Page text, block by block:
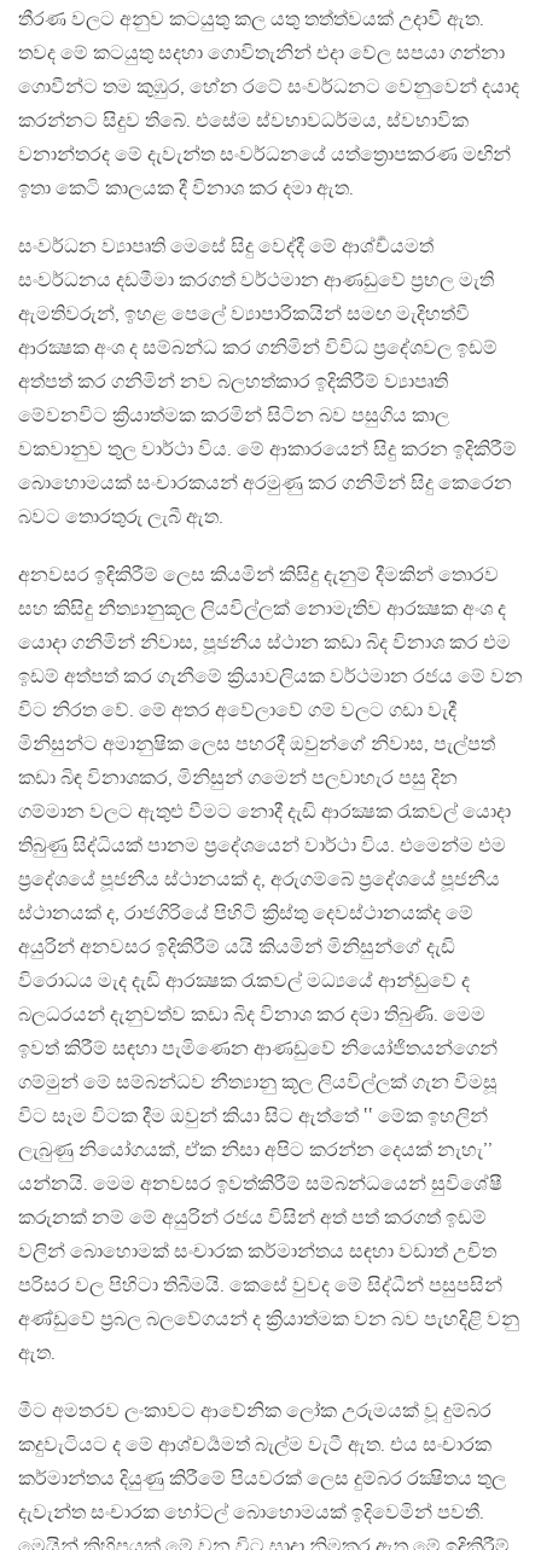
තීරණ වලට අනුව කටයුතු කල යතු තත්ත්වයක් උදාවී ඇත.
තවද මේ කටයුතු සදහා ගොවිතැනින් එදා වේල සපයා ගන්නා
ගොවීන්ට තම කුඹුර, හේන රටේ සංවර්ධනට වෙනුවෙන් දයාද
කරන්නට සිදුව තිබේ. එසේම ස්වභාවධර්මය, ස්වභාවික
වනාන්තරද මේ දැවැන්ත සංවර්ධනයේ යත්ත්‍රොපකරණ මඟින්
ඉතා කෙටි කාලයක දී විනාශ කර දමා ඇත.
සංවර්ධන ව්‍යාපෘති මෙසේ සිදු වෙද්දී මේ ආශ්ර්‍චයමත්
සංවර්ධනය දඩමීමා කරගත් වර්ථමාන ආණඩුවේ ප්‍රභල මැති
ඇමතිවරුන්, ඉහළ පෙලේ ව්‍යාපාරිකයින් සමඟ මැදිහත්වී
ආරක්‍ෂක අංශ ද සම්බන්ධ කර ගනිමින් විවිධ ප්‍රදේශවල ඉඩම්
අත්පත් කර ගනිමින් නව බලහත්කාර ඉදිකිරීම් ව්‍යාපෘති
මේවනවිට ක්‍රියාත්මක කරමින් සිටින බව පසුගිය කාල
වකවානුව තුල වාර්ථා විය. මේ ආකාරයෙන් සිදු කරන ඉදිකිරීම්
බොහොමයක් සංචාරකයන් අරමුණු කර ගනිමින් සිදු කෙරෙන
බවට තොරතුරු ලැබී ඇත.
අනවසර ඉඳිකිරීම් ලෙස කියමින් කිසිදු දැනුම් දීමකින් තොරව
සහ කිසිදු නීත්‍යානුකූල ලියවිල්ලක් නොමැතිව ආරක්‍ෂක අංශ ද
යොදා ගනිමින් නිවාස, පූජනීය ස්ථාන කඩා බිද විනාශ කර එම
ඉඩම් අත්පත් කර ගැනීමේ ක්‍රියාවලියක වර්ථමාන රජය මේ වන
විට නිරත වේ. මේ අතර අවේලාවේ ගම් වලට ගඩා වැදී
මිනිසුන්ට අමානුෂික ලෙස පහරදී ඔවුන්ගේ නිවාස, පැල්පත්
කඩා බිඳ විනාශකර, මිනිසුන් ගමෙන් පලවාහැර පසු දින
ගම්මාන වලට ඇතුළු වීමට නොදී දැඩි ආරක්‍ෂක රැකවල් යොදා
තිබුණු සිද්ධියක් පානම ප්‍රදේශයෙන් වාර්ථා විය. එමෙන්ම එම
ප්‍රදේශයේ පූජනීය ස්ථානයක් ද, අරුගම්බේ ප්‍රදේශයේ පූජනීය
ස්ථානයක් ද, රාජගිරියේ පිහිටි ක්‍රිස්තු දෙවස්ථානයක්ද මේ
අයුරින් අනවසර ඉදිකිරීම් යයි කියමින් මිනිසුන්ගේ දැඩි
විරොධය මැද දැඩි ආරක්‍ෂක රැකවල් මධ්‍යයේ ආන්ඩුවේ ද
බලධරයන් දැනුවත්ව කඩා බිද විනාශ කර දමා තිබුණි. මෙම
ඉවත් කිරීම් සඳහා පැමිණෙන ආණඩුවේ නියෝජිතයන්ගෙන්
ගම්මුන් මේ සම්බන්ධව නීත්‍යානු කූල ලියවිල්ලක් ගැන විමසූ
විට සෑම විටක දීම ඔවුන් කියා සිට ඇත්තේ ‛‛ මේක ඉහලින්
ලැබුණු නියෝගයක්, ඒක නිසා අපිට කරන්න දෙයක් නැහැ’’
යන්නයි. මෙම අනවසර ඉවත්කිරීම් සම්බන්ධයෙන් සුවිශේෂී
කරුනක් නම් මේ අයුරින් රජය විසින් අත් පත් කරගත් ඉඩම්
වලින් බොහොමක් සංචාරක කර්මාන්තය සඳහා වඩාත් උචිත
පරිසර වල පිහිටා තිබීමයි. කෙසේ වුවද මේ සිද්ධීන් පසුපසින්
අණ්ඩුවේ ප්‍රබල බලවේගයන් ද ක්‍රියාත්මක වන බව පැහදිළි වනු
ඇත.
මීට අමතරව ලංකාවට ආවේනික ලෝක උරුමයක් වූ දුම්බර
කදුවැටියට ද මේ ආශ්චර්‍යමත් බැල්ම වැටී ඇත. එය සංචාරක
කර්මාන්තය දියුණු කිරීමේ පියවරක් ලෙස දුම්බර රක්‍ෂිතය තුල
දැවැන්ත සංචාරක හෝටල් බොහොමයක් ඉදිවෙමින් පවතී.